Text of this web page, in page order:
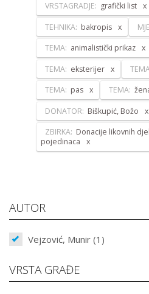
VRSTAGRADJE: grafički list
TEHNIKA: bakropis
TEMA: animalistički prikaz
TEMA: eksterijer
TEMA: pas TEMA:
DONATOR: Biškupić, Božo
ZBIRKA: Donacije likovnih
pojedinaca
AUTOR
Vejzović, Munir (1)
VRSTA GRAĐE